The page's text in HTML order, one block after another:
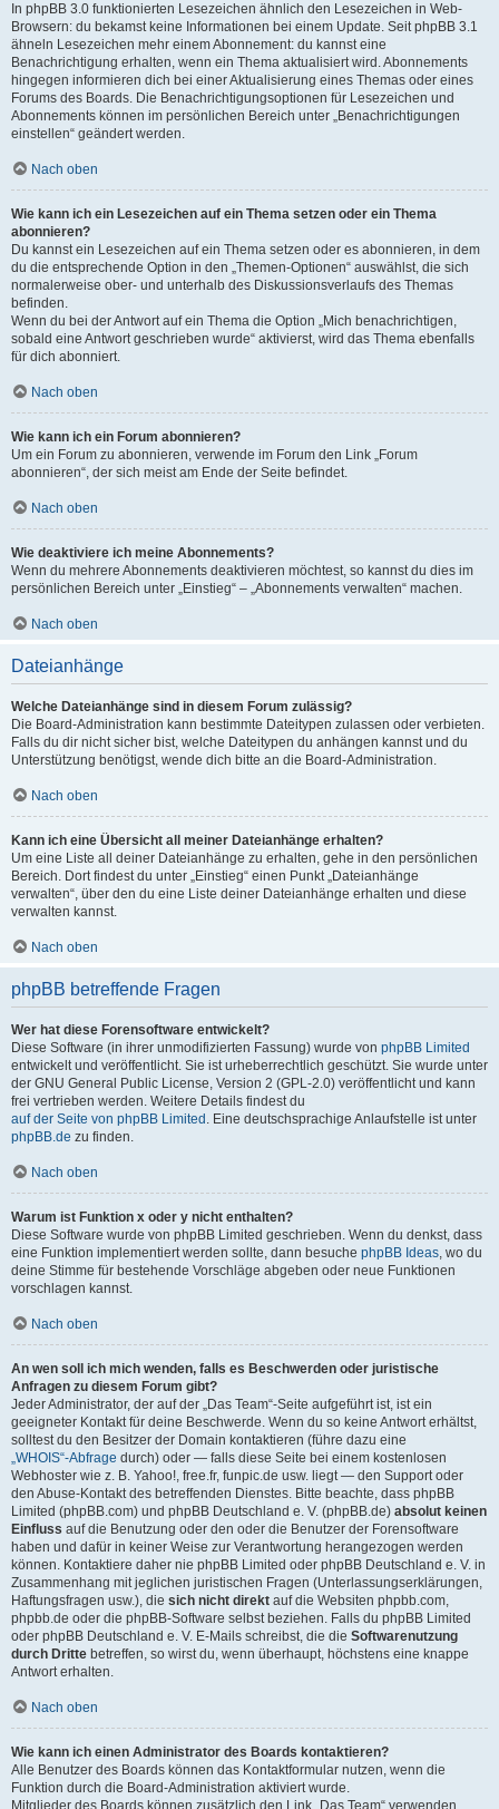
In phpBB 3.0 funktionierten Lesezeichen ähnlich den Lesezeichen in Web-
Browsern: du bekamst keine Informationen bei einem Update. Seit phpBB 3.1
ähneln Lesezeichen mehr einem Abonnement: du kannst eine
Benachrichtigung erhalten, wenn ein Thema aktualisiert wird. Abonnements
hingegen informieren dich bei einer Aktualisierung eines Themas oder eines
Forums des Boards. Die Benachrichtigungsoptionen für Lesezeichen und
Abonnements können im persönlichen Bereich unter „Benachrichtigungen
einstellen“ geändert werden.
Nach oben
Wie kann ich ein Lesezeichen auf ein Thema setzen oder ein Thema
abonnieren?
Du kannst ein Lesezeichen auf ein Thema setzen oder es abonnieren, in dem
du die entsprechende Option in den „Themen-Optionen“ auswählst, die sich
normalerweise ober- und unterhalb des Diskussionsverlaufs des Themas
befinden.
Wenn du bei der Antwort auf ein Thema die Option „Mich benachrichtigen,
sobald eine Antwort geschrieben wurde“ aktivierst, wird das Thema ebenfalls
für dich abonniert.
Nach oben
Wie kann ich ein Forum abonnieren?
Um ein Forum zu abonnieren, verwende im Forum den Link „Forum
abonnieren“, der sich meist am Ende der Seite befindet.
Nach oben
Wie deaktiviere ich meine Abonnements?
Wenn du mehrere Abonnements deaktivieren möchtest, so kannst du dies im
persönlichen Bereich unter „Einstieg“ – „Abonnements verwalten“ machen.
Nach oben
Dateianhänge
Welche Dateianhänge sind in diesem Forum zulässig?
Die Board-Administration kann bestimmte Dateitypen zulassen oder verbieten.
Falls du dir nicht sicher bist, welche Dateitypen du anhängen kannst und du
Unterstützung benötigst, wende dich bitte an die Board-Administration.
Nach oben
Kann ich eine Übersicht all meiner Dateianhänge erhalten?
Um eine Liste all deiner Dateianhänge zu erhalten, gehe in den persönlichen
Bereich. Dort findest du unter „Einstieg“ einen Punkt „Dateianhänge
verwalten“, über den du eine Liste deiner Dateianhänge erhalten und diese
verwalten kannst.
Nach oben
phpBB betreffende Fragen
Wer hat diese Forensoftware entwickelt?
Diese Software (in ihrer unmodifizierten Fassung) wurde von phpBB Limited
entwickelt und veröffentlicht. Sie ist urheberrechtlich geschützt. Sie wurde unter
der GNU General Public License, Version 2 (GPL-2.0) veröffentlicht und kann
frei vertrieben werden. Weitere Details findest du
auf der Seite von phpBB Limited . Eine deutschsprachige Anlaufstelle ist unter
phpBB.de zu finden.
Nach oben
Warum ist Funktion x oder y nicht enthalten?
Diese Software wurde von phpBB Limited geschrieben. Wenn du denkst, dass
eine Funktion implementiert werden sollte, dann besuche phpBB Ideas, wo du
deine Stimme für bestehende Vorschläge abgeben oder neue Funktionen
vorschlagen kannst.
Nach oben
An wen soll ich mich wenden, falls es Beschwerden oder juristische
Anfragen zu diesem Forum gibt?
Jeder Administrator, der auf der „Das Team“-Seite aufgeführt ist, ist ein
geeigneter Kontakt für deine Beschwerde. Wenn du so keine Antwort erhältst,
solltest du den Besitzer der Domain kontaktieren (führe dazu eine
„WHOIS“-Abfrage durch) oder — falls diese Seite bei einem kostenlosen
Webhoster wie z. B. Yahoo!, free.fr, funpic.de usw. liegt — den Support oder
den Abuse-Kontakt des betreffenden Dienstes. Bitte beachte, dass phpBB
Limited (phpBB.com) und phpBB Deutschland e. V. (phpBB.de) absolut keinen
Einfluss auf die Benutzung oder den oder die Benutzer der Forensoftware
haben und dafür in keiner Weise zur Verantwortung herangezogen werden
können. Kontaktiere daher nie phpBB Limited oder phpBB Deutschland e. V. in
Zusammenhang mit jeglichen juristischen Fragen (Unterlassungserklärungen,
Haftungsfragen usw.), die sich nicht direkt auf die Websiten phpbb.com,
phpbb.de oder die phpBB-Software selbst beziehen. Falls du phpBB Limited
oder phpBB Deutschland e. V. E-Mails schreibst, die die Softwarenutzung
durch Dritte betreffen, so wirst du, wenn überhaupt, höchstens eine knappe
Antwort erhalten.
Nach oben
Wie kann ich einen Administrator des Boards kontaktieren?
Alle Benutzer des Boards können das Kontaktformular nutzen, wenn die
Funktion durch die Board-Administration aktiviert wurde.
Mitglieder des Boards können zusätzlich den Link „Das Team“ verwenden.